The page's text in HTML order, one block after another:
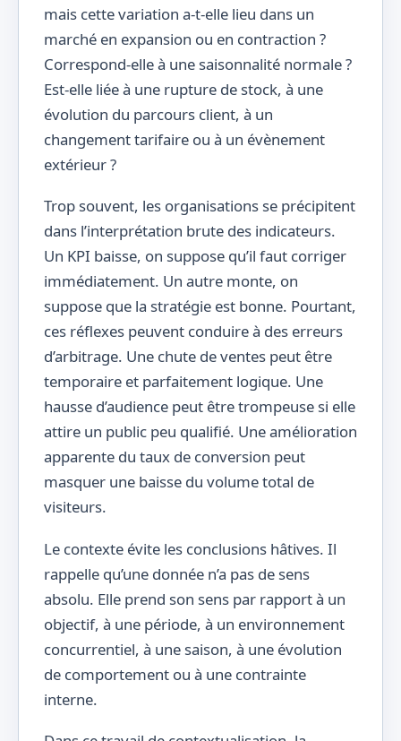
mais cette variation a-t-elle lieu dans un
marché en expansion ou en contraction ?
Correspond-elle à une saisonnalité normale ?
Est-elle liée à une rupture de stock, à une
évolution du parcours client, à un
changement tarifaire ou à un évènement
extérieur ?
Trop souvent, les organisations se précipitent
dans l’interprétation brute des indicateurs.
Un KPI baisse, on suppose qu’il faut corriger
immédiatement. Un autre monte, on
suppose que la stratégie est bonne. Pourtant,
ces réflexes peuvent conduire à des erreurs
d’arbitrage. Une chute de ventes peut être
temporaire et parfaitement logique. Une
hausse d’audience peut être trompeuse si elle
attire un public peu qualifié. Une amélioration
apparente du taux de conversion peut
masquer une baisse du volume total de
visiteurs.
Le contexte évite les conclusions hâtives. Il
rappelle qu’une donnée n’a pas de sens
absolu. Elle prend son sens par rapport à un
objectif, à une période, à un environnement
concurrentiel, à une saison, à une évolution
de comportement ou à une contrainte
interne.